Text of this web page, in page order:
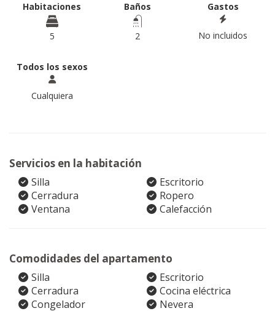
Habitaciones
5
Baños
2
Gastos
No incluidos
Todos los sexos
Cualquiera
Servicios en la habitación
Silla
Escritorio
Cerradura
Ropero
Ventana
Calefacción
Comodidades del apartamento
Silla
Escritorio
Cerradura
Cocina eléctrica
Congelador
Nevera